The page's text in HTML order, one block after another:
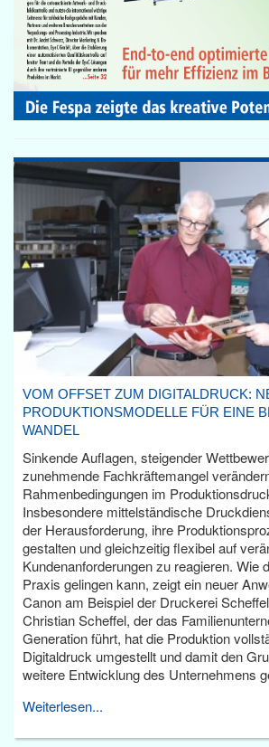
VOM OFFSET ZUM DIGITALDRUCK:
PRODUKTIONSMODELLE FÜR EINE
WANDEL
Sinkende Auflagen, steigender
zunehmende Fachkräftemangel
Rahmenbedingungen im
Insbesondere mittelständische
der Herausforderung, ihre
gestalten und gleichzeitig flexibel auf
Kundenanforderungen zu reagieren. Wie
Praxis gelingen kann, zeigt ein neuer
Canon am Beispiel der Druckerei
Christian Scheffel, der das
Generation führt, hat die Produktion
Digitaldruck umgestellt und damit den
weitere Entwicklung des Unternehmens
Weiterlesen...